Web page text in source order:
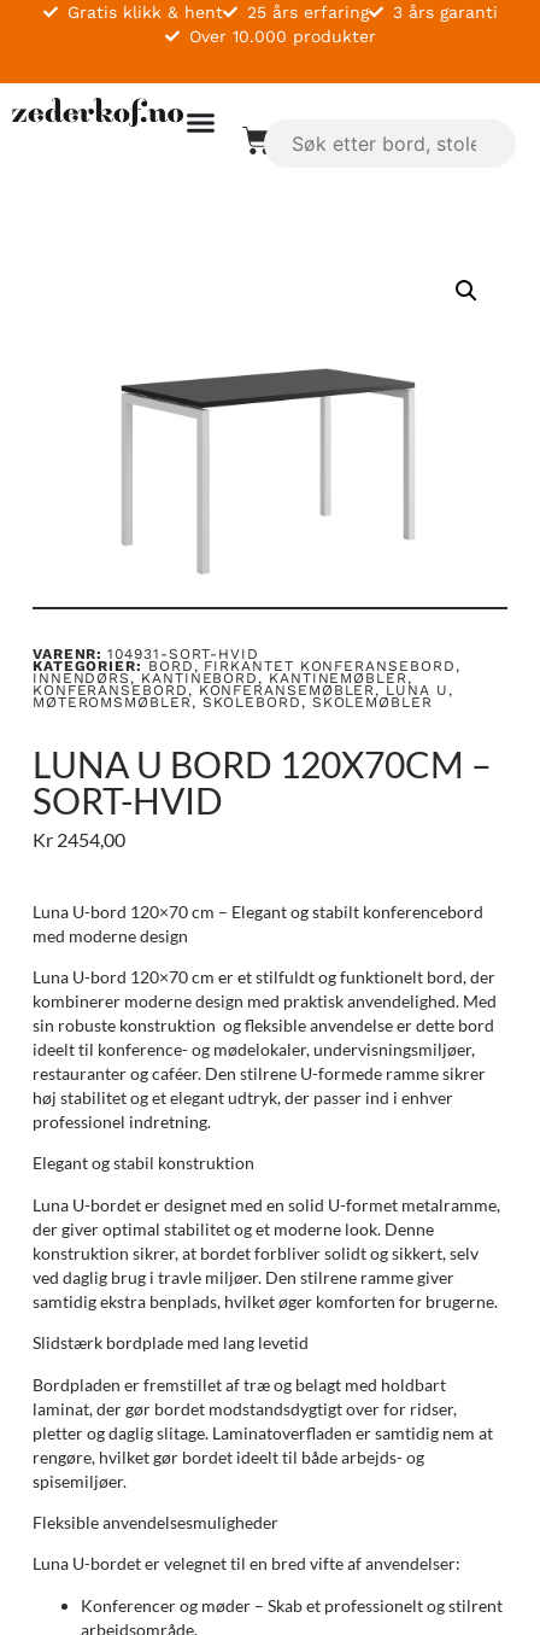
Gratis klikk & hent 25 års erfaring
3 års garanti
Over 10.000 produkter
VARENR:104931-SORT-HVID
KATEGORIER: BORD, FIRKANTET KONFERANSEBORD,
INNENDØRS, KANTINEBORD, KANTINEMØBLER,
KONFERANSEBORD, KONFERANSEMØBLER, LUNA U,
MØTEROMSMØBLER, SKOLEBORD, SKOLEMØBLER
LUNA U BORD 120X70CM –
SORT-HVID
Kr2454,00
Luna U-bord 120×70 cm – Elegant og stabilt konferencebord
med moderne design
Luna U-bord 120×70 cm er et stilfuldt og funktionelt bord, der
kombinerer moderne design med praktisk anvendelighed. Med
sin robuste konstruktion og fleksible anvendelse er dette bord
ideelt til konference- og mødelokaler, undervisningsmiljøer,
restauranter og caféer. Den stilrene U-formede ramme sikrer
høj stabilitet og et elegant udtryk, der passer ind i enhver
professionel indretning.
Elegant og stabil konstruktion
Luna U-bordet er designet med en solid U-formet metalramme,
der giver optimal stabilitet og et moderne look. Denne
konstruktion sikrer, at bordet forbliver solidt og sikkert, selv
ved daglig brug i travle miljøer. Den stilrene ramme giver
samtidig ekstra benplads, hvilket øger komforten for brugerne.
Slidstærk bordplade med lang levetid
Bordpladen er fremstillet af træ og belagt med holdbart
laminat, der gør bordet modstandsdygtigt over for ridser,
pletter og daglig slitage. Laminatoverfladen er samtidig nem at
rengøre, hvilket gør bordet ideelt til både arbejds- og
spisemiljøer.
Fleksible anvendelsesmuligheder
Luna U-bordet er velegnet til en bred vifte af anvendelser:
Konferencer og møder – Skab et professionelt og stilrent
arbejdsområde.